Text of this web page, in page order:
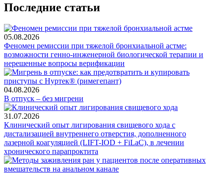
Последние статьи
05.08.2026
Феномен ремиссии при тяжелой бронхиальной астме:
возможности генно-инженерной биологической терапии и
нерешенные вопросы верификации
04.08.2026
В отпуск – без мигрени
31.07.2026
Клинический опыт лигирования свищевого хода с
дистализацией внутреннего отверстия, дополненного
лазерной коагуляцией (LIFT-IOD + FiLaC), в лечении
хронического парапроктита